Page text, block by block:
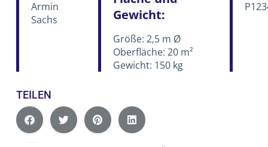
Armin
Sachs
Gewicht:
Größe: 2,5 m Ø
Oberfläche: 20 m²
Gewicht: 150 kg
TEILEN